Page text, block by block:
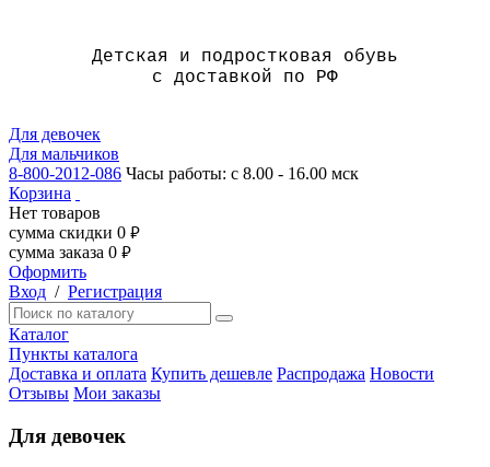
Детская и подростковая обувь
с доставкой по РФ
Для девочек
Для мальчиков
8-800-2012-086 Часы работы: с 8.00 - 16.00 мск
Корзина
Нет товаров
сумма скидки 0 руб.
сумма заказа 0 руб.
Оформить
Вход / Регистрация
Каталог
Пункты каталога
Доставка и оплата Купить дешевле Распродажа Новости
Отзывы Мои заказы
Для девочек